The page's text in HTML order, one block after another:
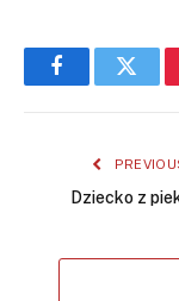
Facebook
Dziecko z